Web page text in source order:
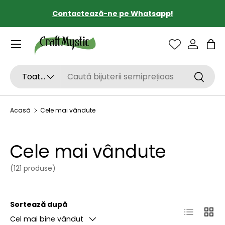
SARI LA CONȚINUT
Transport gratuit de la 190 lei
Căutare
Tipul de produs
Toate
Sac
Acasă Cele mai vândute
Cele mai vândute
(121 produse)
Sortează după
Cel mai bine vândut
Listă Grilă